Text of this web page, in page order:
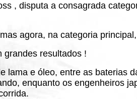
, disputa a consagrada
agora, na categoria
grandes resultados !
lama e óleo, entre as baterias
enquanto os engenheiros